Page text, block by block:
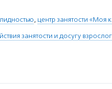
, центр занятости «Моя
занятости и досугу